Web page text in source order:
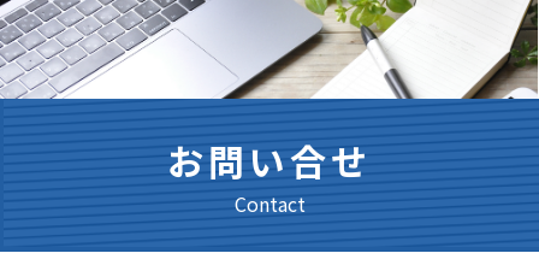
実績紹介一覧
お問い合せ
Contact